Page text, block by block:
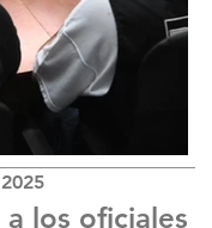
los oficiales